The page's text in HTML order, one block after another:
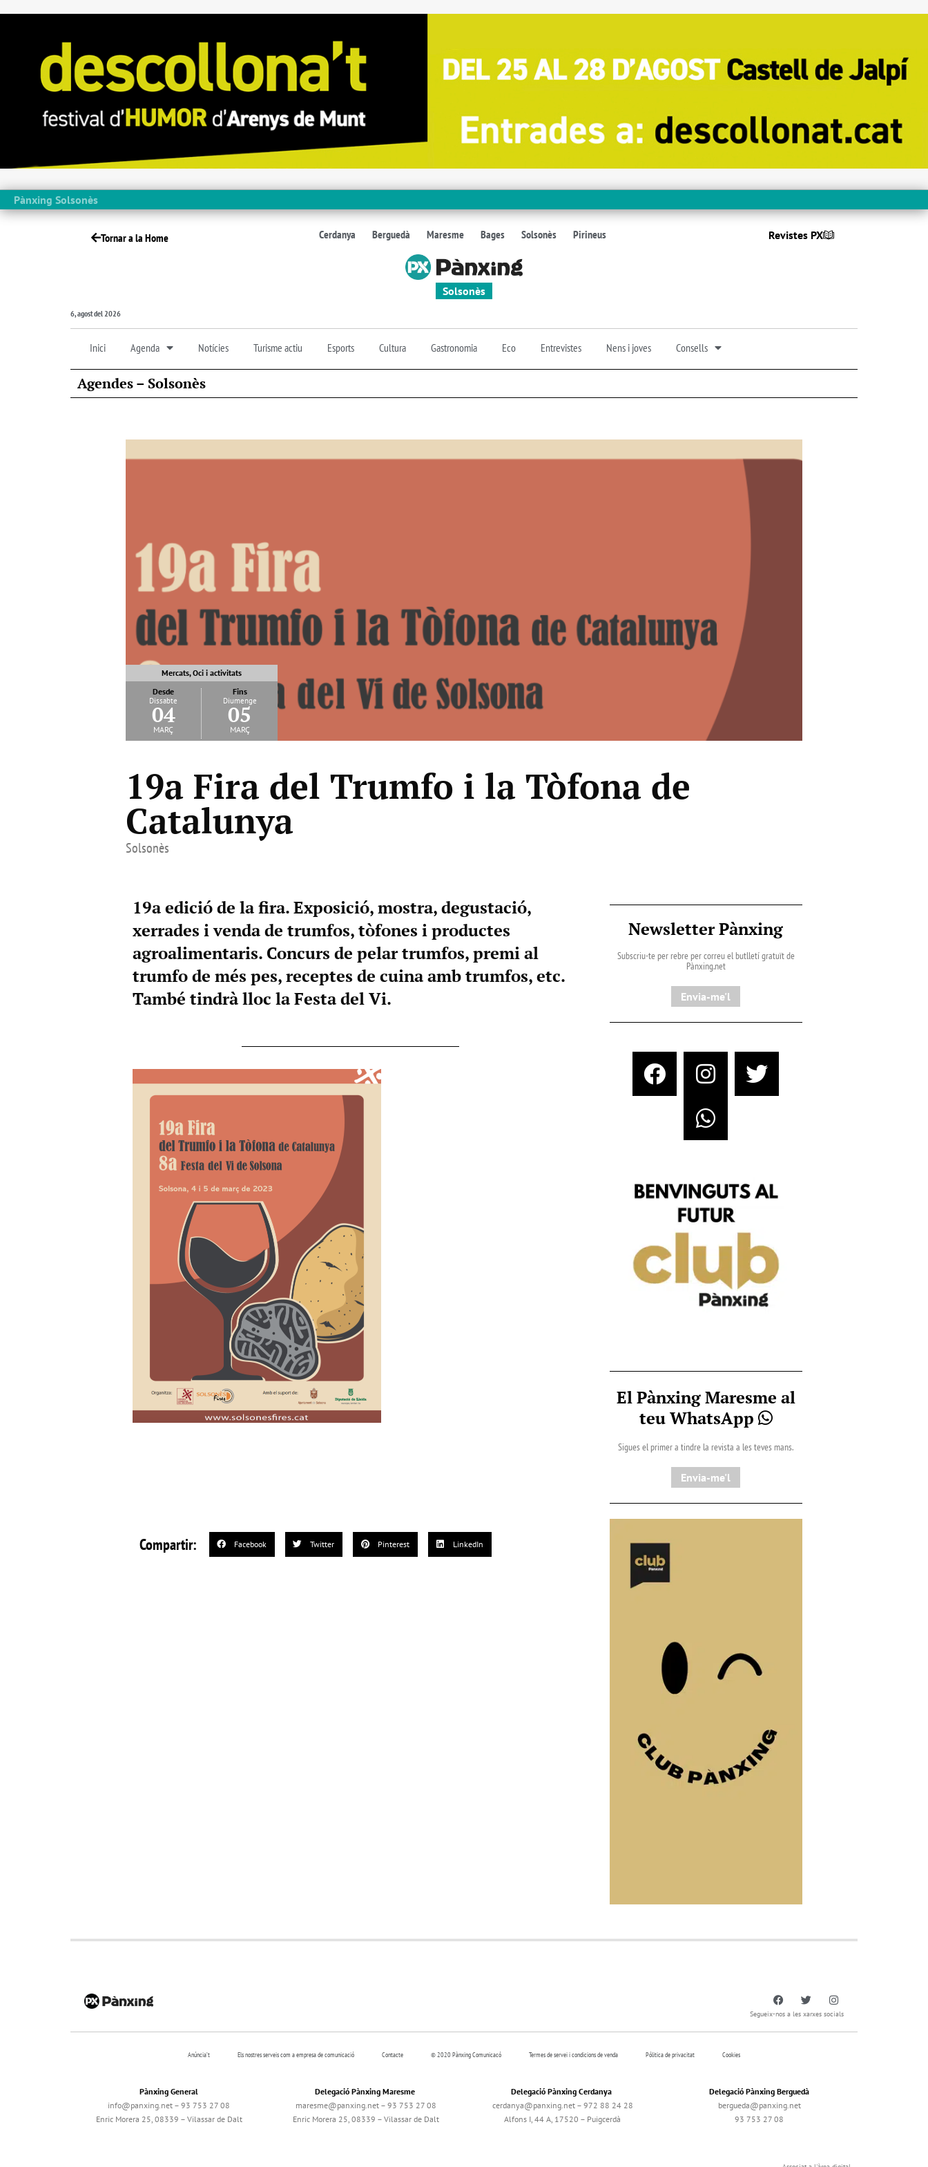
Pànxing Solsonès
Tornar a la Home Cerdanya Berguedà Maresme Bages Solsonès Pirineus Revistes PX
Solsonès
6, agost del 2026
Inici Agenda Notícies Turisme actiu Esports Cultura Gastronomia Eco Entrevistes Nens i joves Consells
Agendes – Solsonès
Mercats, Oci i activitats
Desde
Dissabte
04
març
Fins
Diumenge
05
març
19a Fira del Trumfo i la Tòfona de
Catalunya
Solsonès
19a edició de la fira. Exposició, mostra, degustació,
xerrades i venda de trumfos, tòfones i productes
agroalimentaris. Concurs de pelar trumfos, premi al
trumfo de més pes, receptes de cuina amb trumfos, etc.
També tindrà lloc la Festa del Vi.
Compartir: Facebook Twitter Pinterest LinkedIn
Newsletter Pànxing
Subscriu-te per rebre per correu el butlletí gratuït de
Pànxing.net​
Envia-me'l
El Pànxing Maresme al
teu WhatsApp
Sigues el primer a tindre la revista a les teves mans.
Envia-me'l
Segueix-nos a les xarxes socials
Anúncia’t Els nostres serveis com a empresa de comunicació Contacte © 2020 Pànxing Comunicacó Termes de servei i condicions de venda Pólitica de privacitat Cookies
Pànxing General
info@panxing.net – 93 753 27 08
Enric Morera 25, 08339 – Vilassar de Dalt
Delegació Pànxing Maresme
maresme@panxing.net – 93 753 27 08
Enric Morera 25, 08339 – Vilassar de Dalt
Delegació Pànxing Cerdanya
cerdanya@panxing.net – 972 88 24 28
Alfons I, 44 A, 17520 – Puigcerdà
Delegació Pànxing Berguedà
bergueda@panxing.net
93 753 27 08